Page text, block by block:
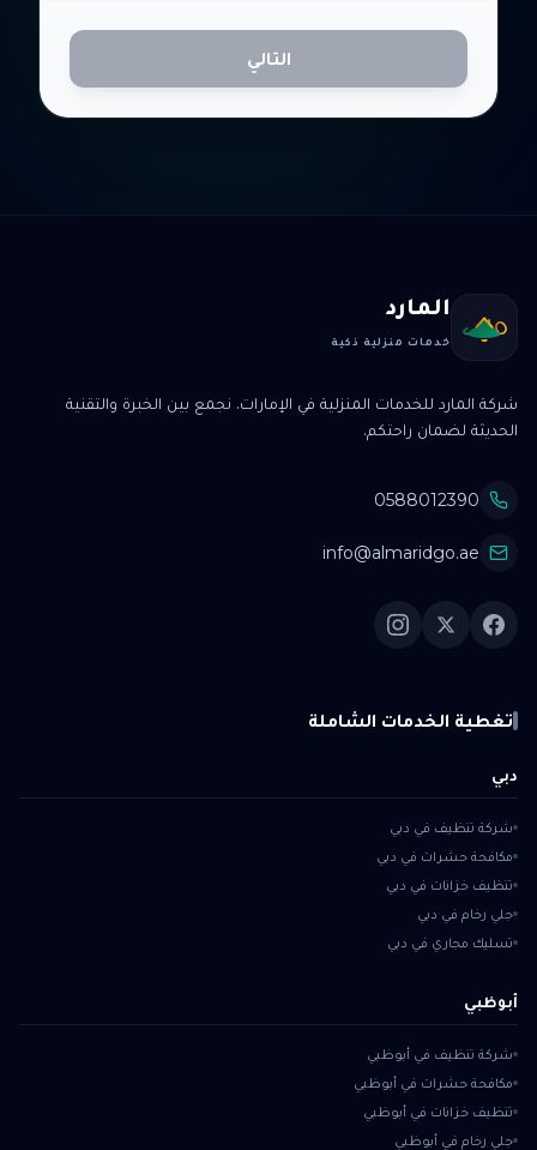
التالي
المارد
خدمات منزلية ذكية
شركة المارد للخدمات المنزلية في الإمارات. نجمع بين الخبرة والتقنية
الحديثة لضمان راحتكم.
0588012390
info@almaridgo.ae
تغطية الخدمات الشاملة
دبي
شركة تنظيف في دبي
مكافحة حشرات في دبي
تنظيف خزانات في دبي
جلي رخام في دبي
تسليك مجاري في دبي
أبوظبي
شركة تنظيف في أبوظبي
مكافحة حشرات في أبوظبي
تنظيف خزانات في أبوظبي
جلي رخام في أبوظبي